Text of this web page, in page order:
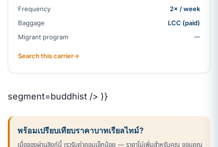
Frequency
2× / week
Baggage
LCC (paid)
Migrant program
—
Search this carrier→
segment=buddhist /> )}
พร้อมเปรียบเทียบราคาบาทเรียลไทม์?
เมื่อจองผ่านลิงก์นี้ เรารับค่าคอมเล็กน้อย — ราคาไม่เพิ่มสำหรับคุณ ขอบคุณ